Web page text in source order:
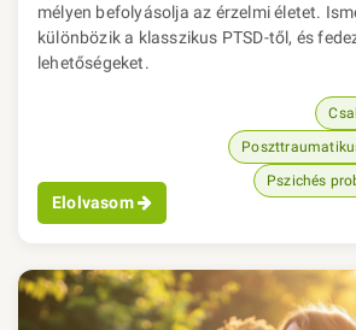
mélyen befolyásolja az érzelmi életet.
különbözik a klasszikus PTSD-től, és
lehetőségeket.
Elolvasom
Pszichés